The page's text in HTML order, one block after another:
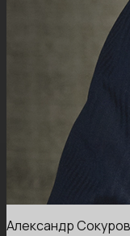
Александр